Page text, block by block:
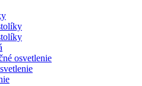
osvetlenie